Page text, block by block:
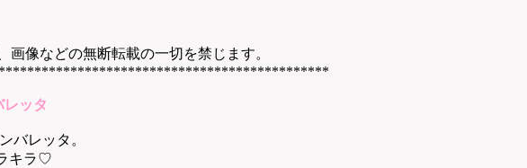
像などの無断転載の一切を禁じます。
レッタ
バレッタ。
キラ♡